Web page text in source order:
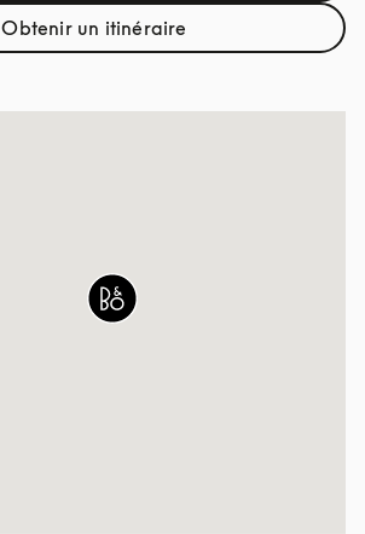
Obtenir un itinéraireLink Opens in New Tab